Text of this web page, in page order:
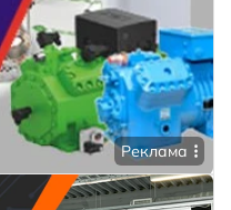
Реклама